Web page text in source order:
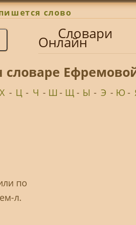
слово
Словари
Онлайн
словаре
Х - Ц - Ч - Ш - Щ - Ы - Э - Ю-
по
л.